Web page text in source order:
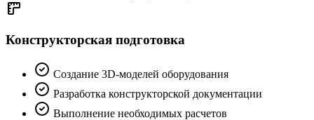
Конструкторская подготовка
Создание 3D-моделей оборудования
Разработка конструкторской документации
Выполнение необходимых расчетов